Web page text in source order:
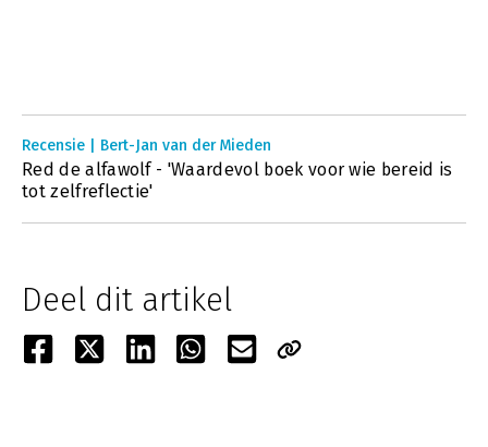
Recensie | Bert-Jan van der Mieden
Red de alfawolf - 'Waardevol boek voor wie bereid is
tot zelfreflectie'
Deel dit artikel